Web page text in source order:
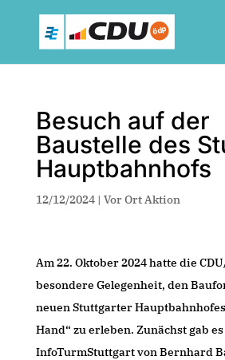
Besuch auf der
Baustelle des
Hauptbahnhofs
12/12/2024| Vor Ort Aktion
Am 22. Oktober 2024 hatte die
besondere Gelegenheit, den
neuen Stuttgarter
Hand“ zu erleben. Zunächst gab
InfoTurmStuttgart von Bernhard